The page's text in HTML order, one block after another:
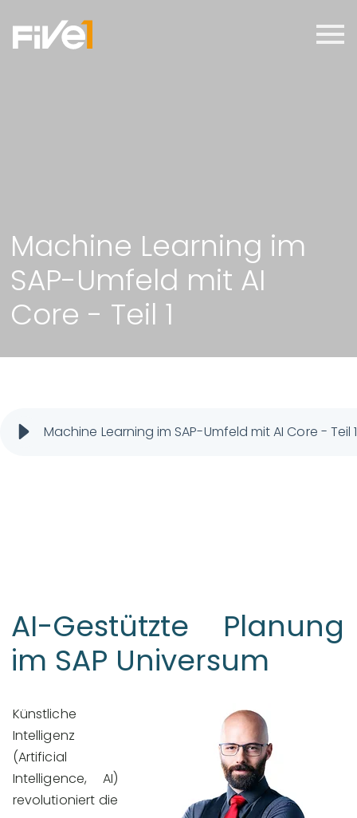
Machine Learning im
SAP-Umfeld mit AI
Core - Teil 1
Machine Learning im SAP-Umfeld mit AI Core - Teil 1
AI-Gestützte Planung
im SAP Universum
Künstliche
Intelligenz
(Artificial
Intelligence, AI)
revolutioniert die